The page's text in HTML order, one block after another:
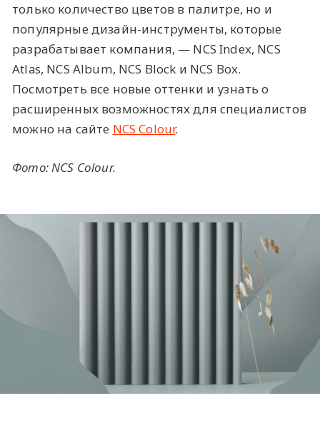
только количество цветов в палитре, но и
популярные дизайн-инструменты, которые
разрабатывает компания, — NCS Index, NCS
Atlas, NCS Album, NCS Block и NCS Box.
Посмотреть все новые оттенки и узнать о
расширенных возможностях для специалистов
можно на сайте NCS Colour.
Фото: NCS Colour.